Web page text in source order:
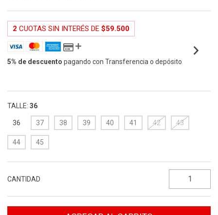
2 CUOTAS SIN INTERÉS DE $59.500
5% de descuento pagando con Transferencia o depósito
TALLE: 36
36 37 38 39 40 41 42 43
44 45
CANTIDAD